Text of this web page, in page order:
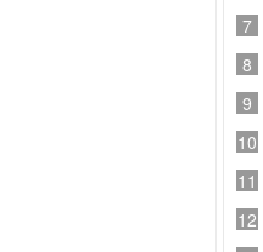
7
8
9
10
11
12